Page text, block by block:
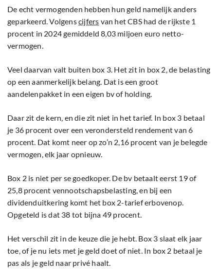
De echt vermogenden hebben hun geld namelijk anders
geparkeerd. Volgenscijfers van het CBS had de rijkste 1
procent in 2024 gemiddeld 8,03 miljoen euro netto-
vermogen.
Veel daarvan valt buiten box 3. Het zit in box 2, de belasting
op een aanmerkelijk belang. Dat is een groot
aandelenpakket in een eigen bv of holding.
Daar zit de kern, en die zit niet in het tarief. In box 3 betaal
je 36 procent over een verondersteld rendement van 6
procent. Dat komt neer op zo’n 2,16 procent van je belegde
vermogen, elk jaar opnieuw.
Box 2 is niet per se goedkoper. De bv betaalt eerst 19 of
25,8 procent vennootschapsbelasting, en bij een
dividenduitkering komt het box 2-tarief erbovenop.
Opgeteld is dat 38 tot bijna 49 procent.
Het verschil zit in de keuze die je hebt. Box 3 slaat elk jaar
toe, of je nu iets met je geld doet of niet. In box 2 betaal je
pas als je geld naar privé haalt.